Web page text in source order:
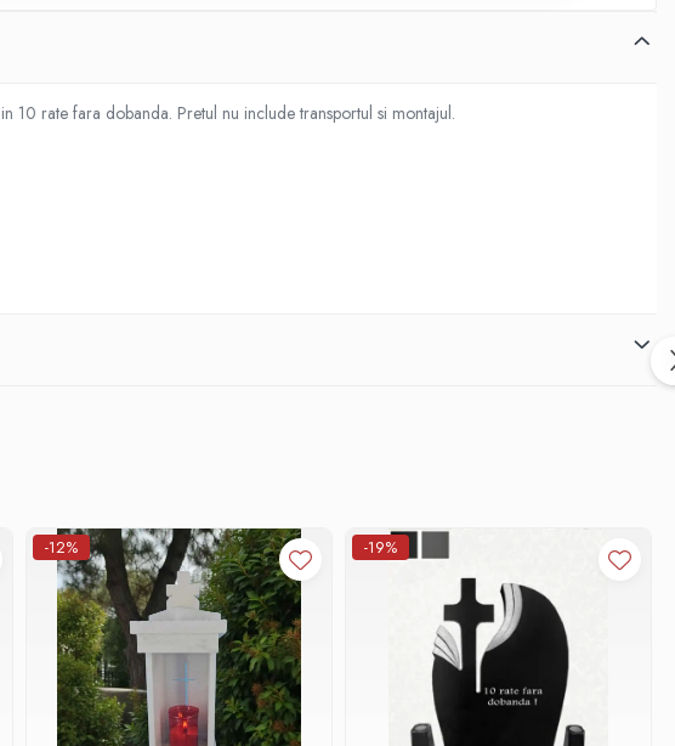
rate fara dobanda. Pretul nu include transportul si montajul.
-12% -19%